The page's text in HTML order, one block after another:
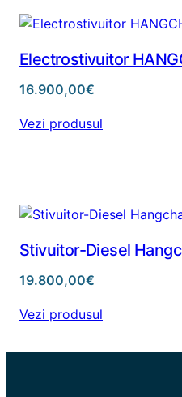
Electrostivuitor
16.900,00€
Vezi produsul
Stivuitor-Diesel
19.800,00€
Vezi produsul